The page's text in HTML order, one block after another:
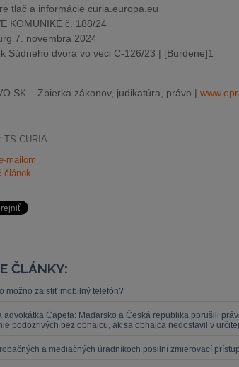
tlač a informácie curia.europa.eu
KOMUNIKÉ č. 188/24
7. novembra 2024
Súdneho dvora vo veci C-126/23 | [Burdene]1
– Zbierka zákonov, judikatúra, právo |
TS CURIA
mailom
článok
ČLÁNKY:
možno zaistiť mobilný telefón?
advokátka Ćapeta: Maďarsko a Česká republika porušili
podozrivých bez obhajcu, ak sa obhajca nedostavil v
a mediačných úradníkoch posilní zmierovací